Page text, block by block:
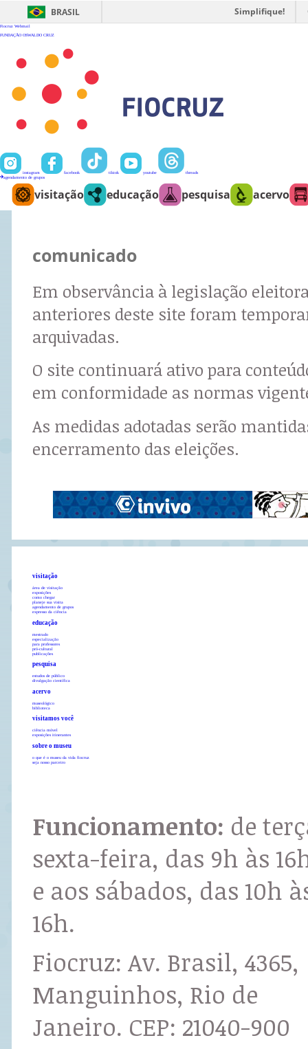
BRASIL Simplifique!
Fiocruz Webmail
FUNDAÇÃO OSWALDO CRUZ
instagram facebook tiktok youtube
threads
agendamento de grupos
visitação educação pesquisa acervo
comunicado
Em observância à legislação
anteriores deste site foram
arquivadas.
O site continuará ativo para
em conformidade as normas
As medidas adotadas serão
encerramento das eleições.
visitação
área de visitação
exposições
como chegar
planeje sua visita
agendamento de grupos
expresso da ciência
educação
mestrado
especialização
para professores
pró-cultural
publicações
pesquisa
estudos de público
divulgação científica
acervo
museológico
biblioteca
visitamos você
ciência móvel
exposições itinerantes
sobre o museu
o que é o museu da vida fiocruz
seja nosso parceiro
Funcionamento: de
sexta-feira, das 9h às
e aos sábados, das 10h
16h.
Fiocruz: Av. Brasil, 4365,
Manguinhos, Rio de
Janeiro. CEP: 21040-900